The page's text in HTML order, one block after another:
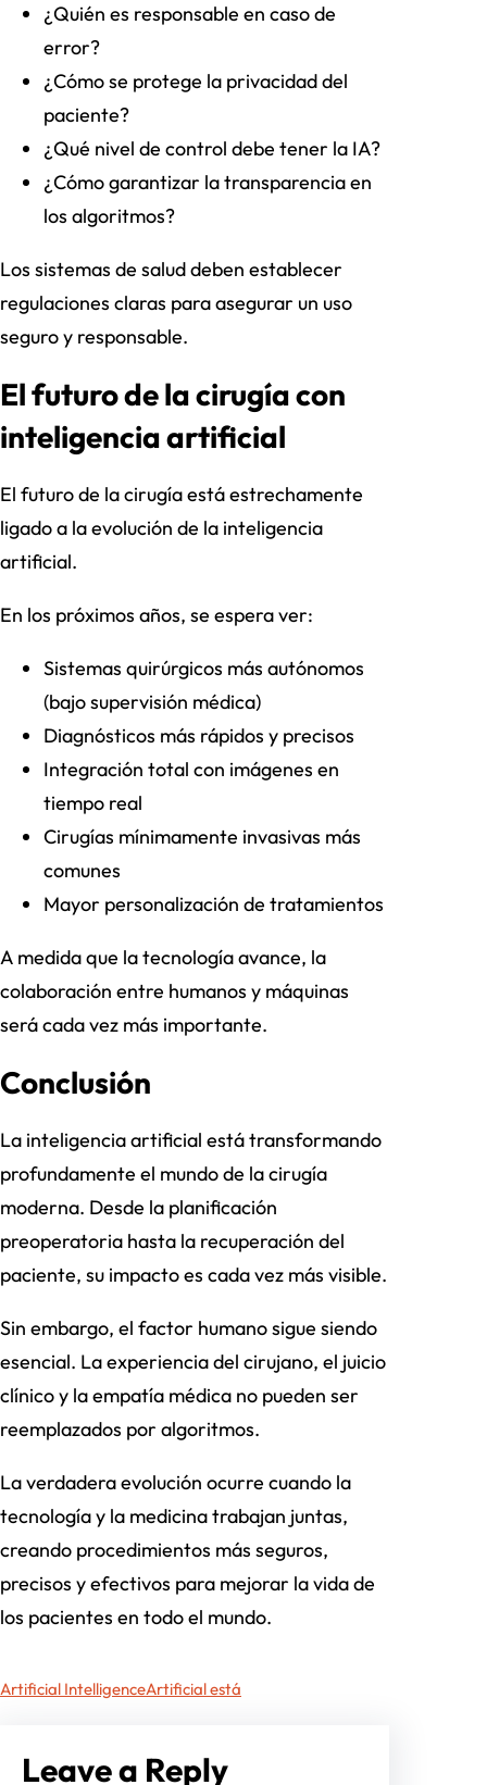
¿Quién es responsable en caso de
error?
¿Cómo se protege la privacidad del
paciente?
¿Qué nivel de control debe tener la IA?
¿Cómo garantizar la transparencia en
los algoritmos?
Los sistemas de salud deben establecer
regulaciones claras para asegurar un uso
seguro y responsable.
El futuro de la cirugía con
inteligencia artificial
El futuro de la cirugía está estrechamente
ligado a la evolución de la inteligencia
artificial.
En los próximos años, se espera ver:
Sistemas quirúrgicos más autónomos
(bajo supervisión médica)
Diagnósticos más rápidos y precisos
Integración total con imágenes en
tiempo real
Cirugías mínimamente invasivas más
comunes
Mayor personalización de tratamientos
A medida que la tecnología avance, la
colaboración entre humanos y máquinas
será cada vez más importante.
Conclusión
La inteligencia artificial está transformando
profundamente el mundo de la cirugía
moderna. Desde la planificación
preoperatoria hasta la recuperación del
paciente, su impacto es cada vez más visible.
Sin embargo, el factor humano sigue siendo
esencial. La experiencia del cirujano, el juicio
clínico y la empatía médica no pueden ser
reemplazados por algoritmos.
La verdadera evolución ocurre cuando la
tecnología y la medicina trabajan juntas,
creando procedimientos más seguros,
precisos y efectivos para mejorar la vida de
los pacientes en todo el mundo.
Artificial IntelligenceArtificial está
Leave a Reply